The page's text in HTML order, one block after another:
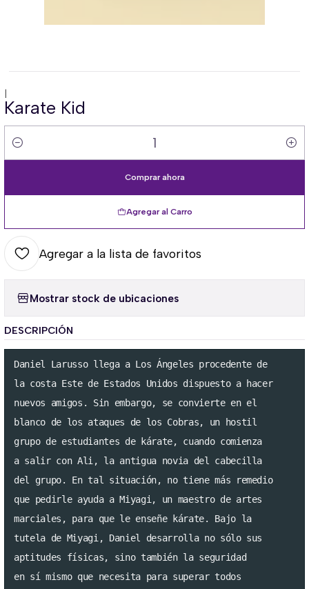
|
Karate Kid
Cantidad
Agregar al Carro
Comprar ahora
Agregar a la lista de favoritos
Mostrar stock de ubicaciones
DESCRIPCIÓN
Daniel Larusso llega a Los Ángeles procedente de
la costa Este de Estados Unidos dispuesto a hacer
nuevos amigos. Sin embargo, se convierte en el
blanco de los ataques de los Cobras, un hostil
grupo de estudiantes de kárate, cuando comienza
a salir con Ali, la antigua novia del cabecilla
del grupo. En tal situación, no tiene más remedio
que pedirle ayuda a Miyagi, un maestro de artes
marciales, para que le enseñe kárate. Bajo la
tutela de Miyagi, Daniel desarrolla no sólo sus
aptitudes físicas, sino también la seguridad
en sí mismo que necesita para superar todos